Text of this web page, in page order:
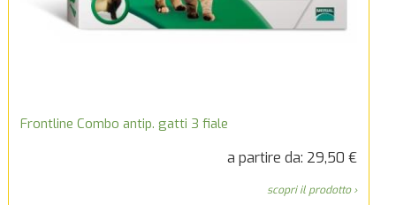
Frontline Combo antip. gatti 3 fiale
a partire da: 29,50 €
scopri il prodotto ›